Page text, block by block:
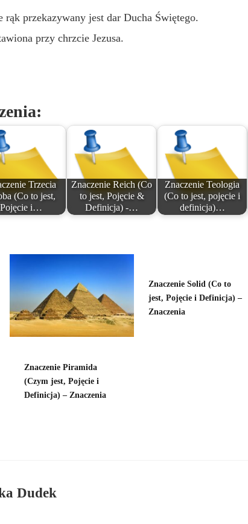
rąk przekazywany jest dar Ducha Świętego.
przy chrzcie Jezusa.
Trzecia
(Co to jest,
Pojęcie i…
Znaczenie Reich (Co
to jest, Pojęcie &
Definicja) -…
Znaczenie Teologia
(Co to jest, pojęcie i
definicja)…
Znaczenie Piramida
(Czym jest, Pojęcie i
Definicja) – Znaczenia
Znaczenie Solid (Co to
jest, Pojęcie i Definicja) –
Znaczenia
Dudek